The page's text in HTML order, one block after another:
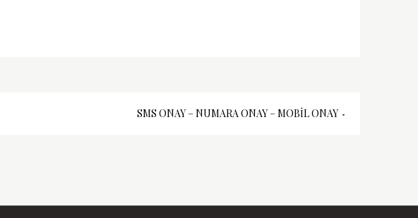
SMS ONAY – NUMARA ONAY – MOBIL ONAY